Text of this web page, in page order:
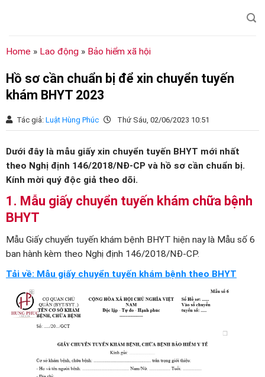
dung
Home » Lao động » Bảo hiểm xã hội
Hồ sơ cần chuẩn bị để xin chuyển tuyến
khám BHYT 2023
Tác giả: Luật Hùng Phúc Thứ Sáu, 02/06/2023 10:51
Dưới đây là mẫu giấy xin chuyển tuyến BHYT mới nhất
theo Nghị định 146/2018/NĐ-CP và hồ sơ cần chuẩn bị.
Kính mời quý độc giả theo dõi.
1. Mẫu giấy chuyển tuyến khám chữa bệnh
BHYT
Mẫu Giấy chuyển tuyến khám bệnh BHYT hiện nay là Mẫu số 6
ban hành kèm theo Nghị định 146/2018/NĐ-CP.
Tải về: Mẫu giấy chuyển tuyến khám bệnh theo BHYT